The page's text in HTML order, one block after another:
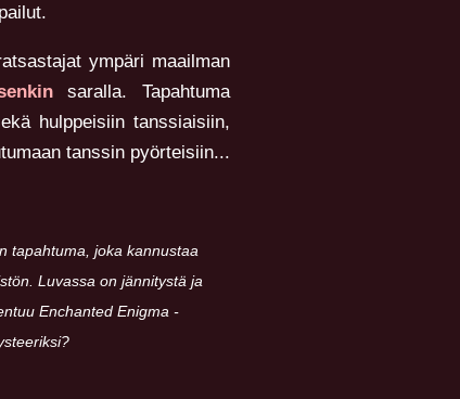
ympäri maailman
saralla. Tapahtuma
hulppeisiin tanssiaisiin,
tanssin pyörteisiin...
tapahtuma, joka kannustaa
Luvassa on jännitystä ja
Enchanted Enigma -